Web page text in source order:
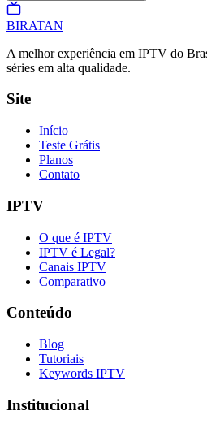
BIRATAN
A melhor experiência em IPTV do
séries em alta qualidade.
Site
Início
Teste Grátis
Planos
Contato
IPTV
O que é IPTV
IPTV é Legal?
Canais IPTV
Comparativo
Conteúdo
Blog
Tutoriais
Keywords IPTV
Institucional